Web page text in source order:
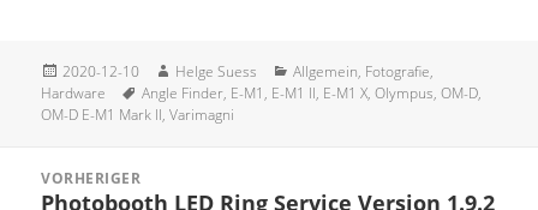
Veröffentlicht
am
2020-12-10 Autor
Helge Suess Kategorien
Allgemein, Fotografie,
Hardware
Schlagwörter
Angle Finder, E-M1 , E-M1 II, E-M1 X,Olympus,OM-D,
OM-D E-M1 Mark II,Varimagni
VORHERIGER
Vorheriger
Photobooth LED Ring Service Version 1.9.2